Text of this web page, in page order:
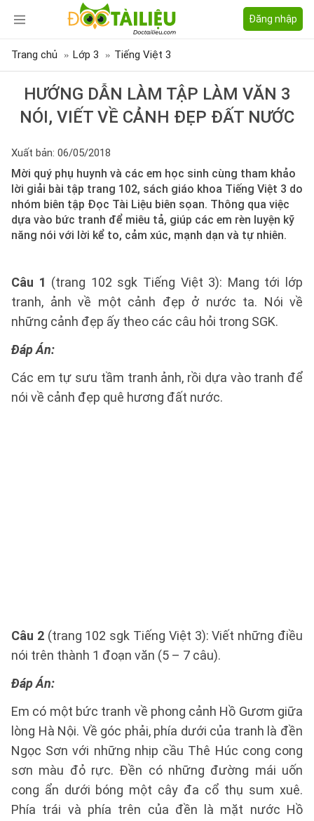
Đăng nhập
Trang chủ Lớp 3 Tiếng Việt 3
HƯỚNG DẪN LÀM TẬP LÀM VĂN 3
NÓI, VIẾT VỀ CẢNH ĐẸP ĐẤT NƯỚC
Xuất bản: 06/05/2018
Mời quý phụ huynh và các em học sinh cùng tham khảo
lời giải bài tập trang 102, sách giáo khoa Tiếng Việt 3 do
nhóm biên tập Đọc Tài Liệu biên sọan. Thông qua việc
dựa vào bức tranh để miêu tả, giúp các em rèn luyện kỹ
năng nói với lời kể to, cảm xúc, mạnh dạn và tự nhiên.
Câu 1 (trang 102 sgk Tiếng Việt 3): Mang tới lớp
tranh, ảnh về một cảnh đẹp ở nước ta. Nói về
những cảnh đẹp ấy theo các câu hỏi trong SGK.
Đáp Án:
Các em tự sưu tầm tranh ảnh, rồi dựa vào tranh để
nói về cảnh đẹp quê hương đất nước.
Câu 2(trang 102 sgk Tiếng Việt 3): Viết những điều
nói trên thành 1 đoạn văn (5 – 7 câu).
Đáp Án:
Em có một bức tranh về phong cảnh Hồ Gươm giữa
lòng Hà Nội. Về góc phải, phía dưới của tranh là đền
Ngọc Sơn với những nhịp cầu Thê Húc cong cong
sơn màu đỏ rực. Đền có những đường mái uốn
cong ẩn dưới bóng một cây đa cổ thụ sum xuê.
Phía trái và phía trên của đền là mặt nước Hồ